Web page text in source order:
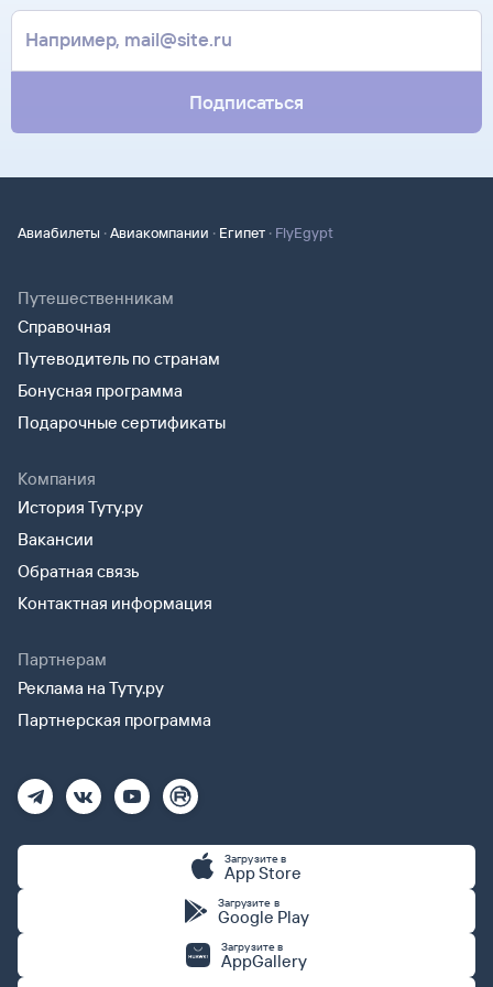
почте. Советуем распечатать ее и взять с собой в аэропорт.
Она может пригодиться на паспортном контроле
за границей, хотя для посадки в самолет вам понадобится
только паспорт.
контакты агентства-партнера, через которое оформлен
билет. Вы можете связаться с ним напрямую.
Подписаться
Авиабилеты ·Авиакомпании · Египет · FlyEgypt
Путешественникам
Справочная
Путеводитель по странам
Бонусная программа
Подарочные сертификаты
Компания
История Туту.ру
Вакансии
Обратная связь
Контактная информация
Партнерам
Реклама на Туту.ру
Партнерская программа
Загрузите в
App Store
Загрузите в
Google Play
Загрузите в
AppGallery